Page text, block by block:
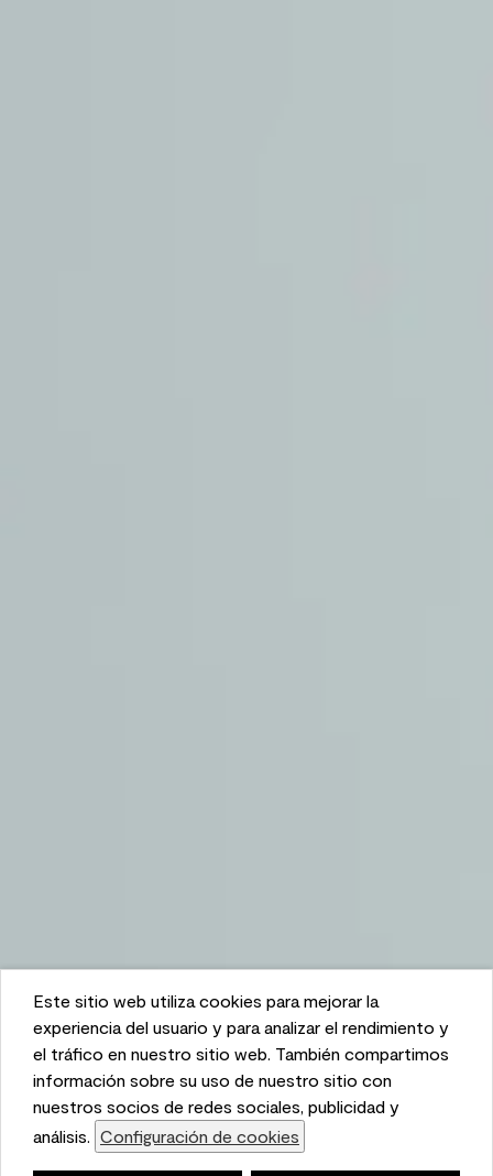
This website uses cookies to enhance user experience
and to analyze performance and traffic on our website.
We also share information about your use of our site
with our social media, advertising, and analytics
partners. Cookie Settings
Este sitio web utiliza cookies para mejorar la
experiencia del usuario y para analizar el rendimiento y
el tráfico en nuestro sitio web. También compartimos
información sobre su uso de nuestro sitio con
nuestros socios de redes sociales, publicidad y
análisis. Configuración de cookies